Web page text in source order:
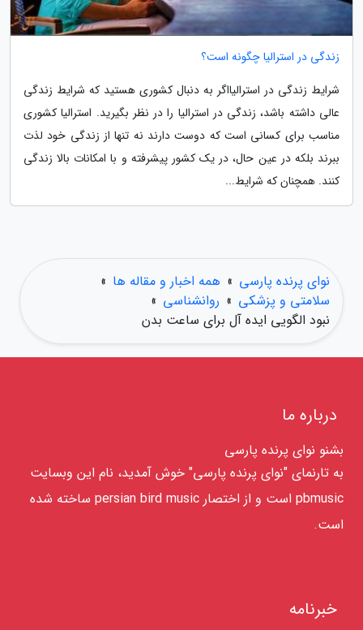
زندگی در استرالیا چگونه است؟
شرایط زندگی در استرالیااگر به دنبال کشوری هستید که شرایط زندگی
عالی داشته باشد، زندگی در استرالیا را در نظر بگیرید. استرالیا کشوری
مناسب برای کسانی است که دوست دارند نه تنها از زندگی خود لذت
ببرند بلکه در عین حال، در یک کشور پیشرفته و با امکانات بالا زندگی
کنند. همچنان که شرایط...
نوای پرنده پارسی » همه اخبار و مقاله ها »
سلامتی و پزشکی » روانشناسی »
نبود الگویی ایده آل برای ساعت بدن
درباره ما
بشنو نوای پرنده پارسی
به تارنمای "نوای پرنده پارسی" خوش آمدید، نام این وبسایت
pbmusic است و از اختصار persian bird music ساخته شده
است.
خبرنامه